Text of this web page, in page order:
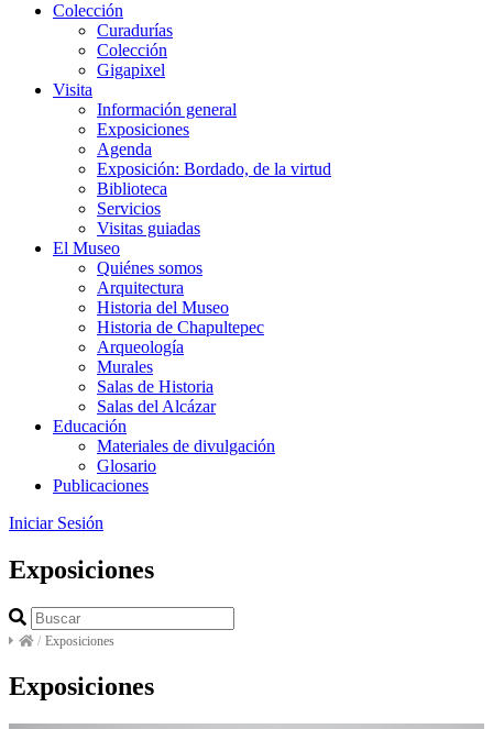
Colección
Curadurías
Colección
Gigapixel
Visita
Información general
Exposiciones
Agenda
Exposición: Bordado, de la virtud
Biblioteca
Servicios
Visitas guiadas
El Museo
Quiénes somos
Arquitectura
Historia del Museo
Historia de Chapultepec
Arqueología
Murales
Salas de Historia
Salas del Alcázar
Educación
Materiales de divulgación
Glosario
Publicaciones
Iniciar Sesión
Exposiciones
/ Exposiciones
Exposiciones